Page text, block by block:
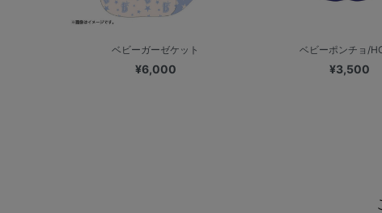
ベビーガーゼケット
¥6,000
ベビーポンチョ/
¥3,500